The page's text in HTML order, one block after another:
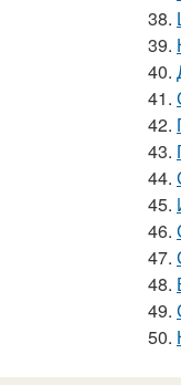
38.
39.
40.
41.
42.
43.
44.
45.
46.
47.
48.
49.
50.